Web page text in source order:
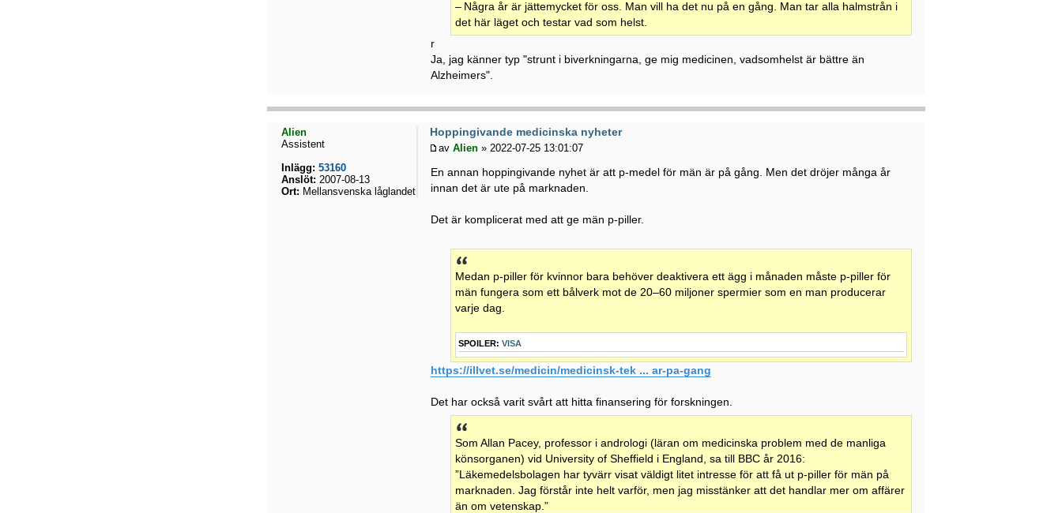
– Några år är jättemycket för oss. Man vill ha det nu på en gång. Man tar alla halmstrån i
det här läget och testar vad som helst.
r
Ja, jag känner typ "strunt i biverkningarna, ge mig medicinen, vadsomhelst är bättre än
Alzheimers".
Hoppingivande medicinska nyheter
avAlien » 2022-07-25 13:01:07
En annan hoppingivande nyhet är att p-medel för män är på gång. Men det dröjer många år
innan det är ute på marknaden.
Det är komplicerat med att ge män p-piller.
Medan p-piller för kvinnor bara behöver deaktivera ett ägg i månaden måste p-piller för
män fungera som ett bålverk mot de 20–60 miljoner spermier som en man producerar
varje dag.
SPOILER:VISA
https://illvet.se/medicin/medicinsk-tek ... ar-pa-gang
Det har också varit svårt att hitta finansering för forskningen.
Som Allan Pacey, professor i andrologi (läran om medicinska problem med de manliga
könsorganen) vid University of Sheffield i England, sa till BBC år 2016:
”Läkemedelsbolagen har tyvärr visat väldigt litet intresse för att få ut p-piller för män på
marknaden. Jag förstår inte helt varför, men jag misstänker att det handlar mer om affärer
än om vetenskap.”
Alien
Assistent
Inlägg: 53160
Anslöt: 2007-08-13
Ort: Mellansvenska låglandet